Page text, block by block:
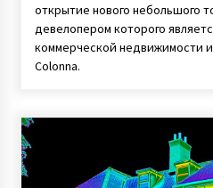
открытие нового небольшого
девелопером которого
коммерческой недвижимости
Colonna.